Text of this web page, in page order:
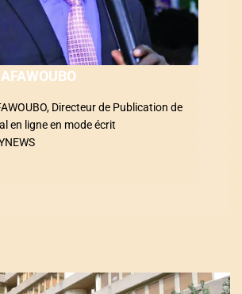
Directeur de Publication de
en ligne en mode écrit